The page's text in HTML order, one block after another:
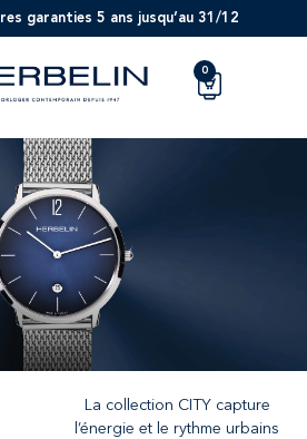
garanties 5 ans jusqu’au 31/12
0
La collection CITY capture
l’énergie et le rythme urbains